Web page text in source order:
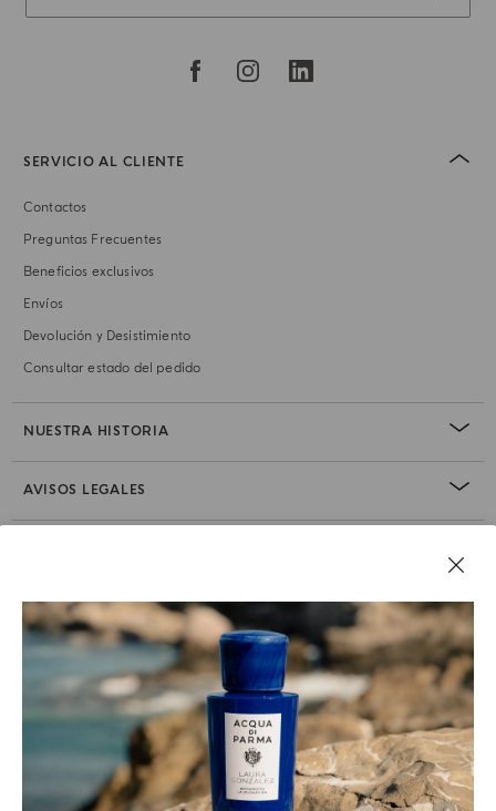
SERVICIO AL CLIENTE
Contactos
Preguntas Frecuentes
Beneficios exclusivos
Envíos
Devolución y Desistimiento
Consultar estado del pedido
NUESTRA HISTORIA
AVISOS LEGALES